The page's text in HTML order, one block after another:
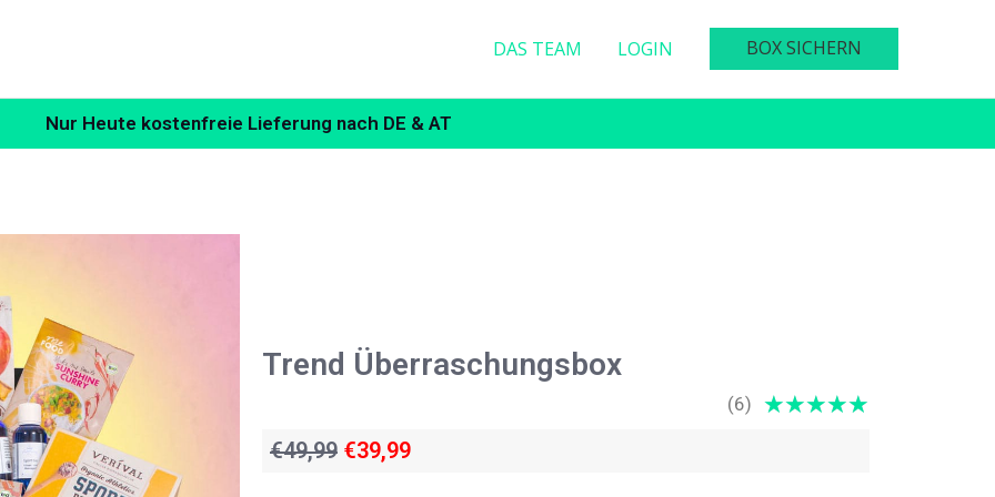
DAS TEAM LOGIN BOX SICHERN
Nur Heute kostenfreie Lieferung nach DE & AT
Trend Überraschungsbox
(6) ★★★★★
€49,99€39,99